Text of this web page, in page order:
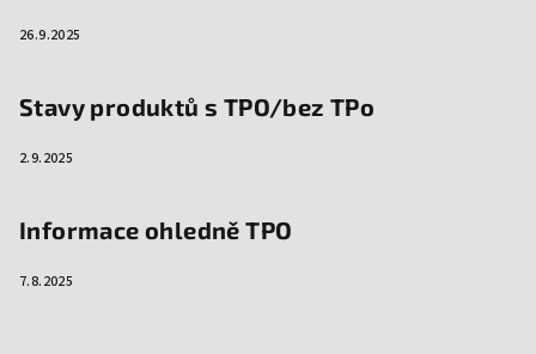
26.9.2025
Stavy produktů s TPO/bez TPo
2.9.2025
Informace ohledně TPO
7.8.2025